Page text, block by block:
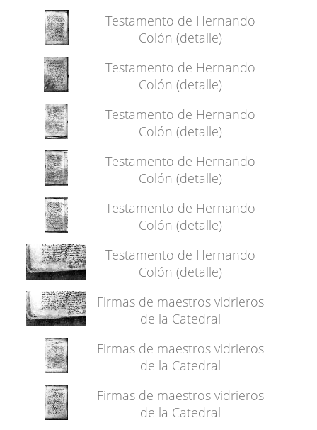
Testamento de Hernando
Colón (detalle)
Testamento de Hernando
Colón (detalle)
Testamento de Hernando
Colón (detalle)
Testamento de Hernando
Colón (detalle)
Testamento de Hernando
Colón (detalle)
Testamento de Hernando
Colón (detalle)
Firmas de maestros vidrieros
de la Catedral
Firmas de maestros vidrieros
de la Catedral
Firmas de maestros vidrieros
de la Catedral